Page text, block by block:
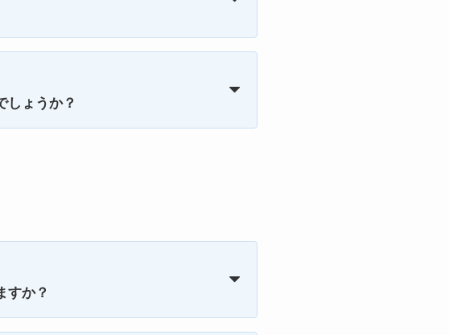
しょうか？
すか？